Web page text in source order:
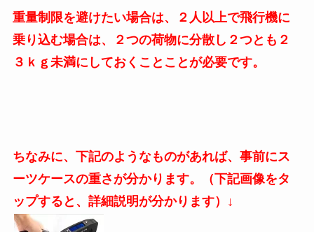
重量制限を避けたい場合は、２人以上で飛行機に
乗り込む場合は、２つの荷物に分散し２つとも２
３ｋｇ未満にしておくことことが必要です。
ちなみに、下記のようなものがあれば、事前にス
ーツケースの重さが分かります。（下記画像をタ
ップすると、詳細説明が分かります）↓